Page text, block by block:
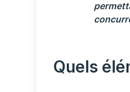
Quels